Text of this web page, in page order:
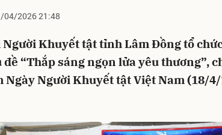
04/2026 21:48
Người Khuyết tật tỉnh Lâm Đồng tổ
“Thắp sáng ngọn lửa yêu thương”,
Ngày Người Khuyết tật Việt Nam (18/4/